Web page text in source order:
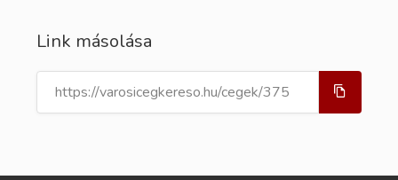
Link másolása